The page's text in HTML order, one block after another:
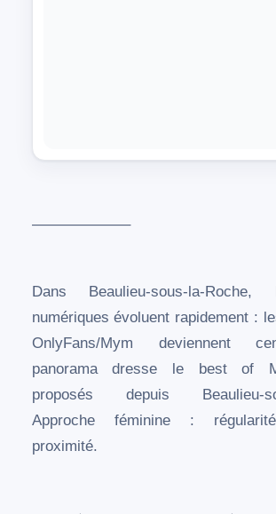
——————–
Dans Beaulieu-sous-la-
numériques évoluent rapidement :
OnlyFans/Mym deviennent
panorama dresse le best of
proposés depuis Beaulieu-
Approche féminine :
proximité.